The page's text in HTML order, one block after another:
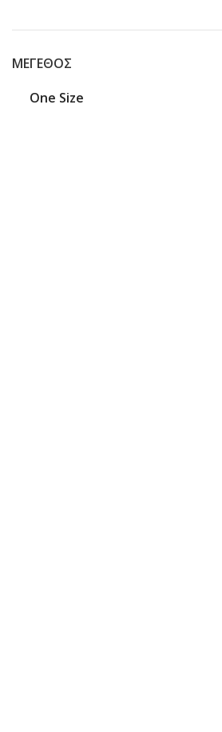
ΜΈΓΕΘΟΣ
One Size